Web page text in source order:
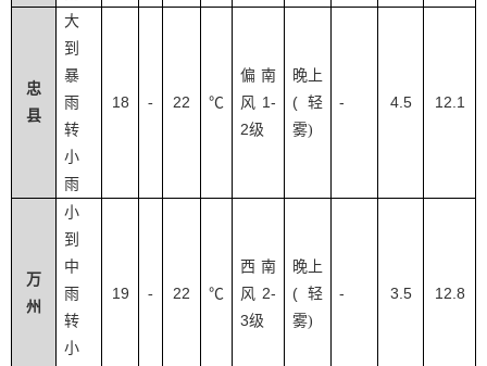
忠
县
大
到
暴
雨
转
小
雨
18 - 22 ℃
偏南
风 1-
2级
晚上
( 轻
雾)
- 4.5 12.1
万
州
小
到
中
雨
转
小
19 - 22 ℃
西南
风 2-
3级
晚上
( 轻
雾)
- 3.5 12.8